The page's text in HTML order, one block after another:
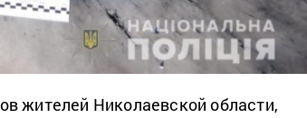
жителей Николаевской области,